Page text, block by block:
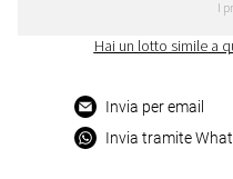
I
Hai un lotto simile a
Invia per email
Invia tramite